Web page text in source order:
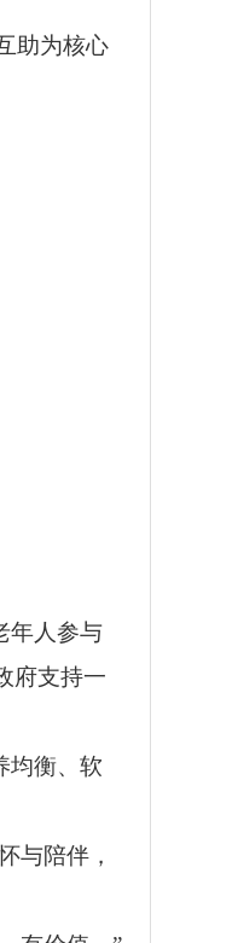
助为核心
年人参与
府支持一
均衡、软
与陪伴，